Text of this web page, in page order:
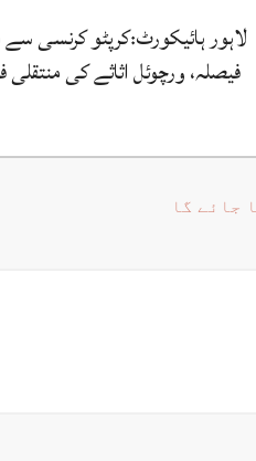
لاہور ہائیکورٹ:کرپٹو کرنسی سے
فیصلہ، ورچوئل اثاثے کی منتقلی
جائے گا